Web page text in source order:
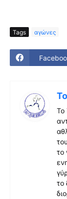
Tags αγώνες
Το
το
το